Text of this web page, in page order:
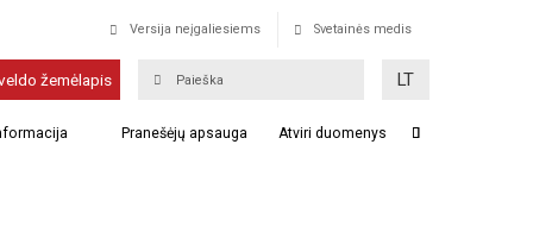
Versija neįgaliesiems Svetainės medis
žemėlapis LT
Pranešėjų apsauga Atviri duomenys